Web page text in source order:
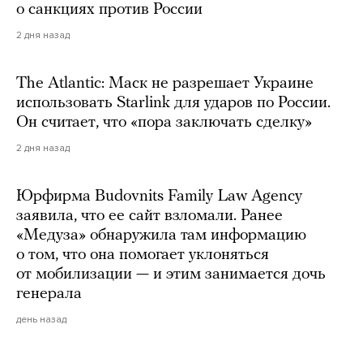
о санкциях против России
2 дня назад
The Atlantic: Маск не разрешает Украине
использовать Starlink для ударов по России.
Он считает, что «пора заключать сделку»
2 дня назад
Юрфирма Budovnits Family Law Agency
заявила, что ее сайт взломали. Ранее
«Медуза» обнаружила там информацию
о том, что она помогает уклоняться
от мобилизации — и этим занимается дочь
генерала
день назад